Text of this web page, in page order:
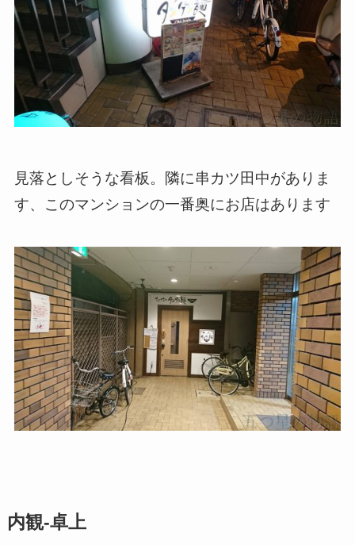
見落としそうな看板。隣に串カツ田中がありま
す、このマンションの一番奥にお店はあります
内観-卓上